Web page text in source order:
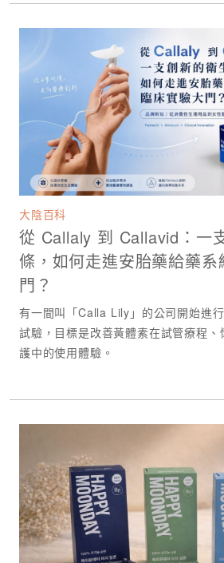
大陰百科
從 Callaly 到 Callavid：一
條，如何走進安胎藥給藥系
門？
有一間叫「Calla Lily」的公司開始進
試驗，目標是改善黃體素在試管療程
護中的使用體驗。